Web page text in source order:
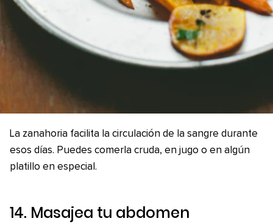
La zanahoria facilita la circulación de la sangre durante
esos días. Puedes comerla cruda, en jugo o en algún
platillo en especial.
14. Masajea tu abdomen